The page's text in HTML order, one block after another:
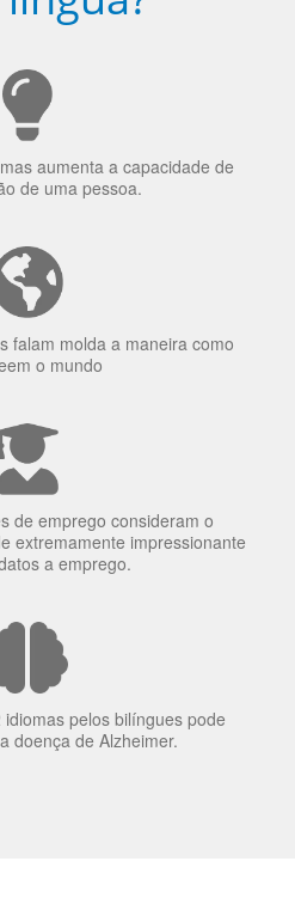
aumenta a capacidade de
de uma pessoa.
falam molda a maneira como
o mundo
de emprego consideram o
extremamente impressionante
pelos bilíngues pode
doença de Alzheimer.